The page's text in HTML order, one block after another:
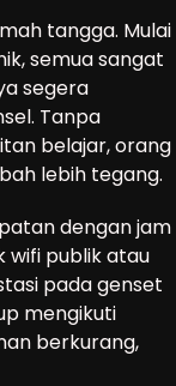
tangga. Mulai
semua sangat
segera
Tanpa
belajar, orang
lebih tegang.
dengan jam
wifi publik atau
pada genset
mengikuti
berkurang,